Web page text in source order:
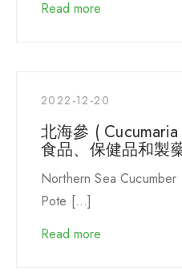
Read more
2022-12-20
北海參 (
食品、保健品和製
Northern Sea
Pote […]
Read more